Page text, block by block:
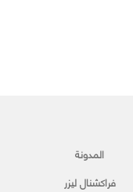
المدونة
فراكشنال ليزر